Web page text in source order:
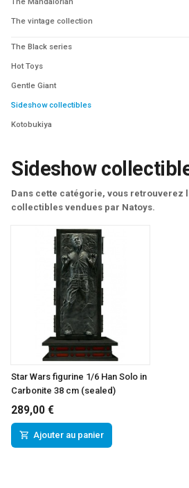
The vintage collection
The Black series
Hot Toys
Gentle Giant
Sideshow collectibles
Kotobukiya
Sideshow
Dans cette catégorie, vous retrouverez
collectibles vendues par Natoys.
Star Wars figurine 1/6 Han Solo in
Carbonite 38 cm (sealed)
289,00 €
Ajouter au panier